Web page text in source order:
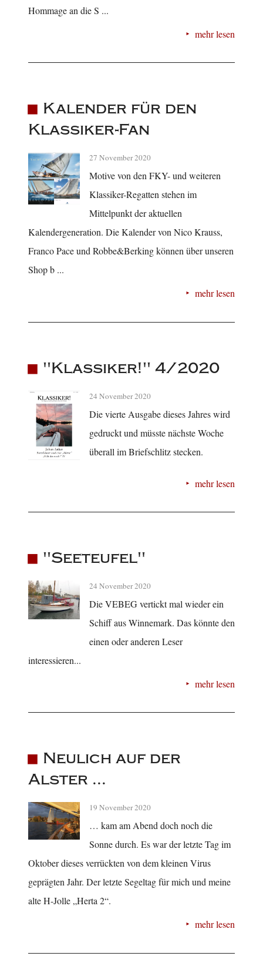
Hommage an die S ...
mehr lesen
Kalender für den
Klassiker-Fan
27 November 2020
Motive von den FKY- und weiteren
Klassiker-Regatten stehen im
Mittelpunkt der aktuellen
Kalendergeneration. Die Kalender von Nico Krauss,
Franco Pace und Robbe&Berking können über unseren
Shop b ...
mehr lesen
"Klassiker!" 4/2020
24 November 2020
Die vierte Ausgabe dieses Jahres wird
gedruckt und müsste nächste Woche
überall im Briefschlitz stecken.
mehr lesen
"Seeteufel"
24 November 2020
Die VEBEG vertickt mal wieder ein
Schiff aus Winnemark. Das könnte den
einen oder anderen Leser
interessieren...
mehr lesen
Neulich auf der
Alster ...
19 November 2020
… kam am Abend doch noch die
Sonne durch. Es war der letzte Tag im
Oktober dieses verrückten von dem kleinen Virus
geprägten Jahr. Der letzte Segeltag für mich und meine
alte H-Jolle „Herta 2“.
mehr lesen